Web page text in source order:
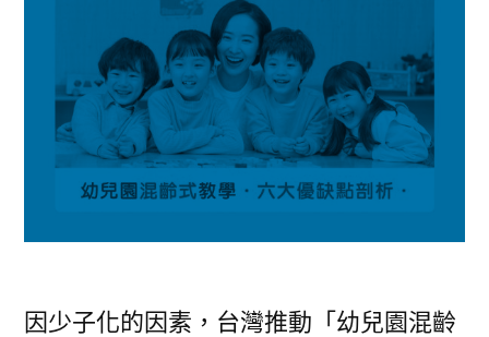
因少子化的因素，台灣推動「幼兒園混齡